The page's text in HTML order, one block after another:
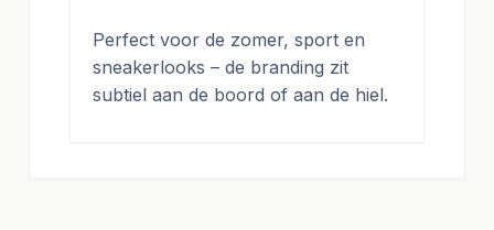
Perfect voor de zomer, sport en
sneakerlooks – de branding zit
subtiel aan de boord of aan de hiel.